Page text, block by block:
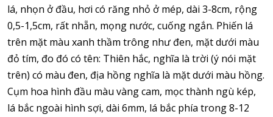
lá, nhọn ở đầu, hơi có răng nhỏ ở mép, dài 3-8cm, rộng
0,5-1,5cm, rất nhẵn, mọng nước, cuống ngắn. Phiến lá
trên mặt màu xanh thầm trông như đen, mặt dưới màu
đỏ tím, đo đó có tên: Thiên hắc, nghĩa là trời (ý nói mặt
trên) có màu đen, địa hồng nghĩa là mặt dưới màu hồng.
Cụm hoa hình đầu màu vàng cam, mọc thành ngù kép,
lá bắc ngoài hình sợi, dài 6mm, lá bắc phía trong 8-12